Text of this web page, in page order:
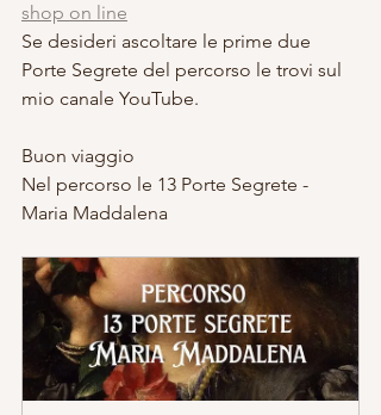
shop on line
Se desideri ascoltare le prime due
Porte Segrete del percorso le trovi sul
mio canale YouTube.
Buon viaggio
Nel percorso le 13 Porte Segrete -
Maria Maddalena